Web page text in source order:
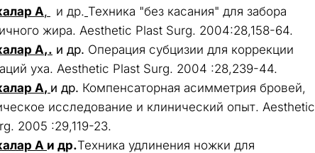
А, и др. Техника "без касания" для забора
жира. Aesthetic Plast Surg. 2004:28,158-64.
А,. и др. Операция субцизии для коррекции
уха. Aesthetic Plast Surg. 2004 :28,239-44.
А, и др. Компенсаторная асимметрия бровей,
исследование и клинический опыт. Aesthetic
2005 :29,119-23.
А и др.Техника удлинения ножки для